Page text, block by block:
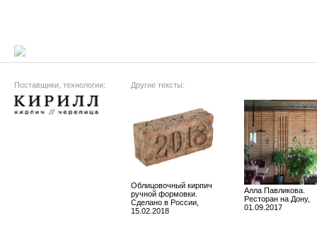
Поставщики, технологии: Другие тексты:
Облицовочный кирпич
ручной формовки.
Сделано в России,
15.02.2018
Алла Павликова.
Ресторан на Дону,
01.09.2017